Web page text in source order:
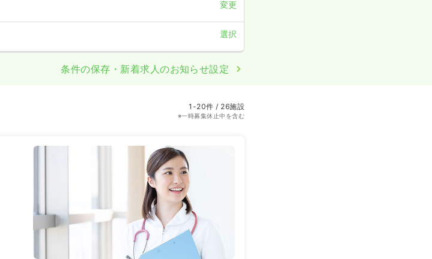
変更
選択
条件の保存・新着求人のお知らせ設定
1-20件 / 26施設
※一時募集休止中を含む